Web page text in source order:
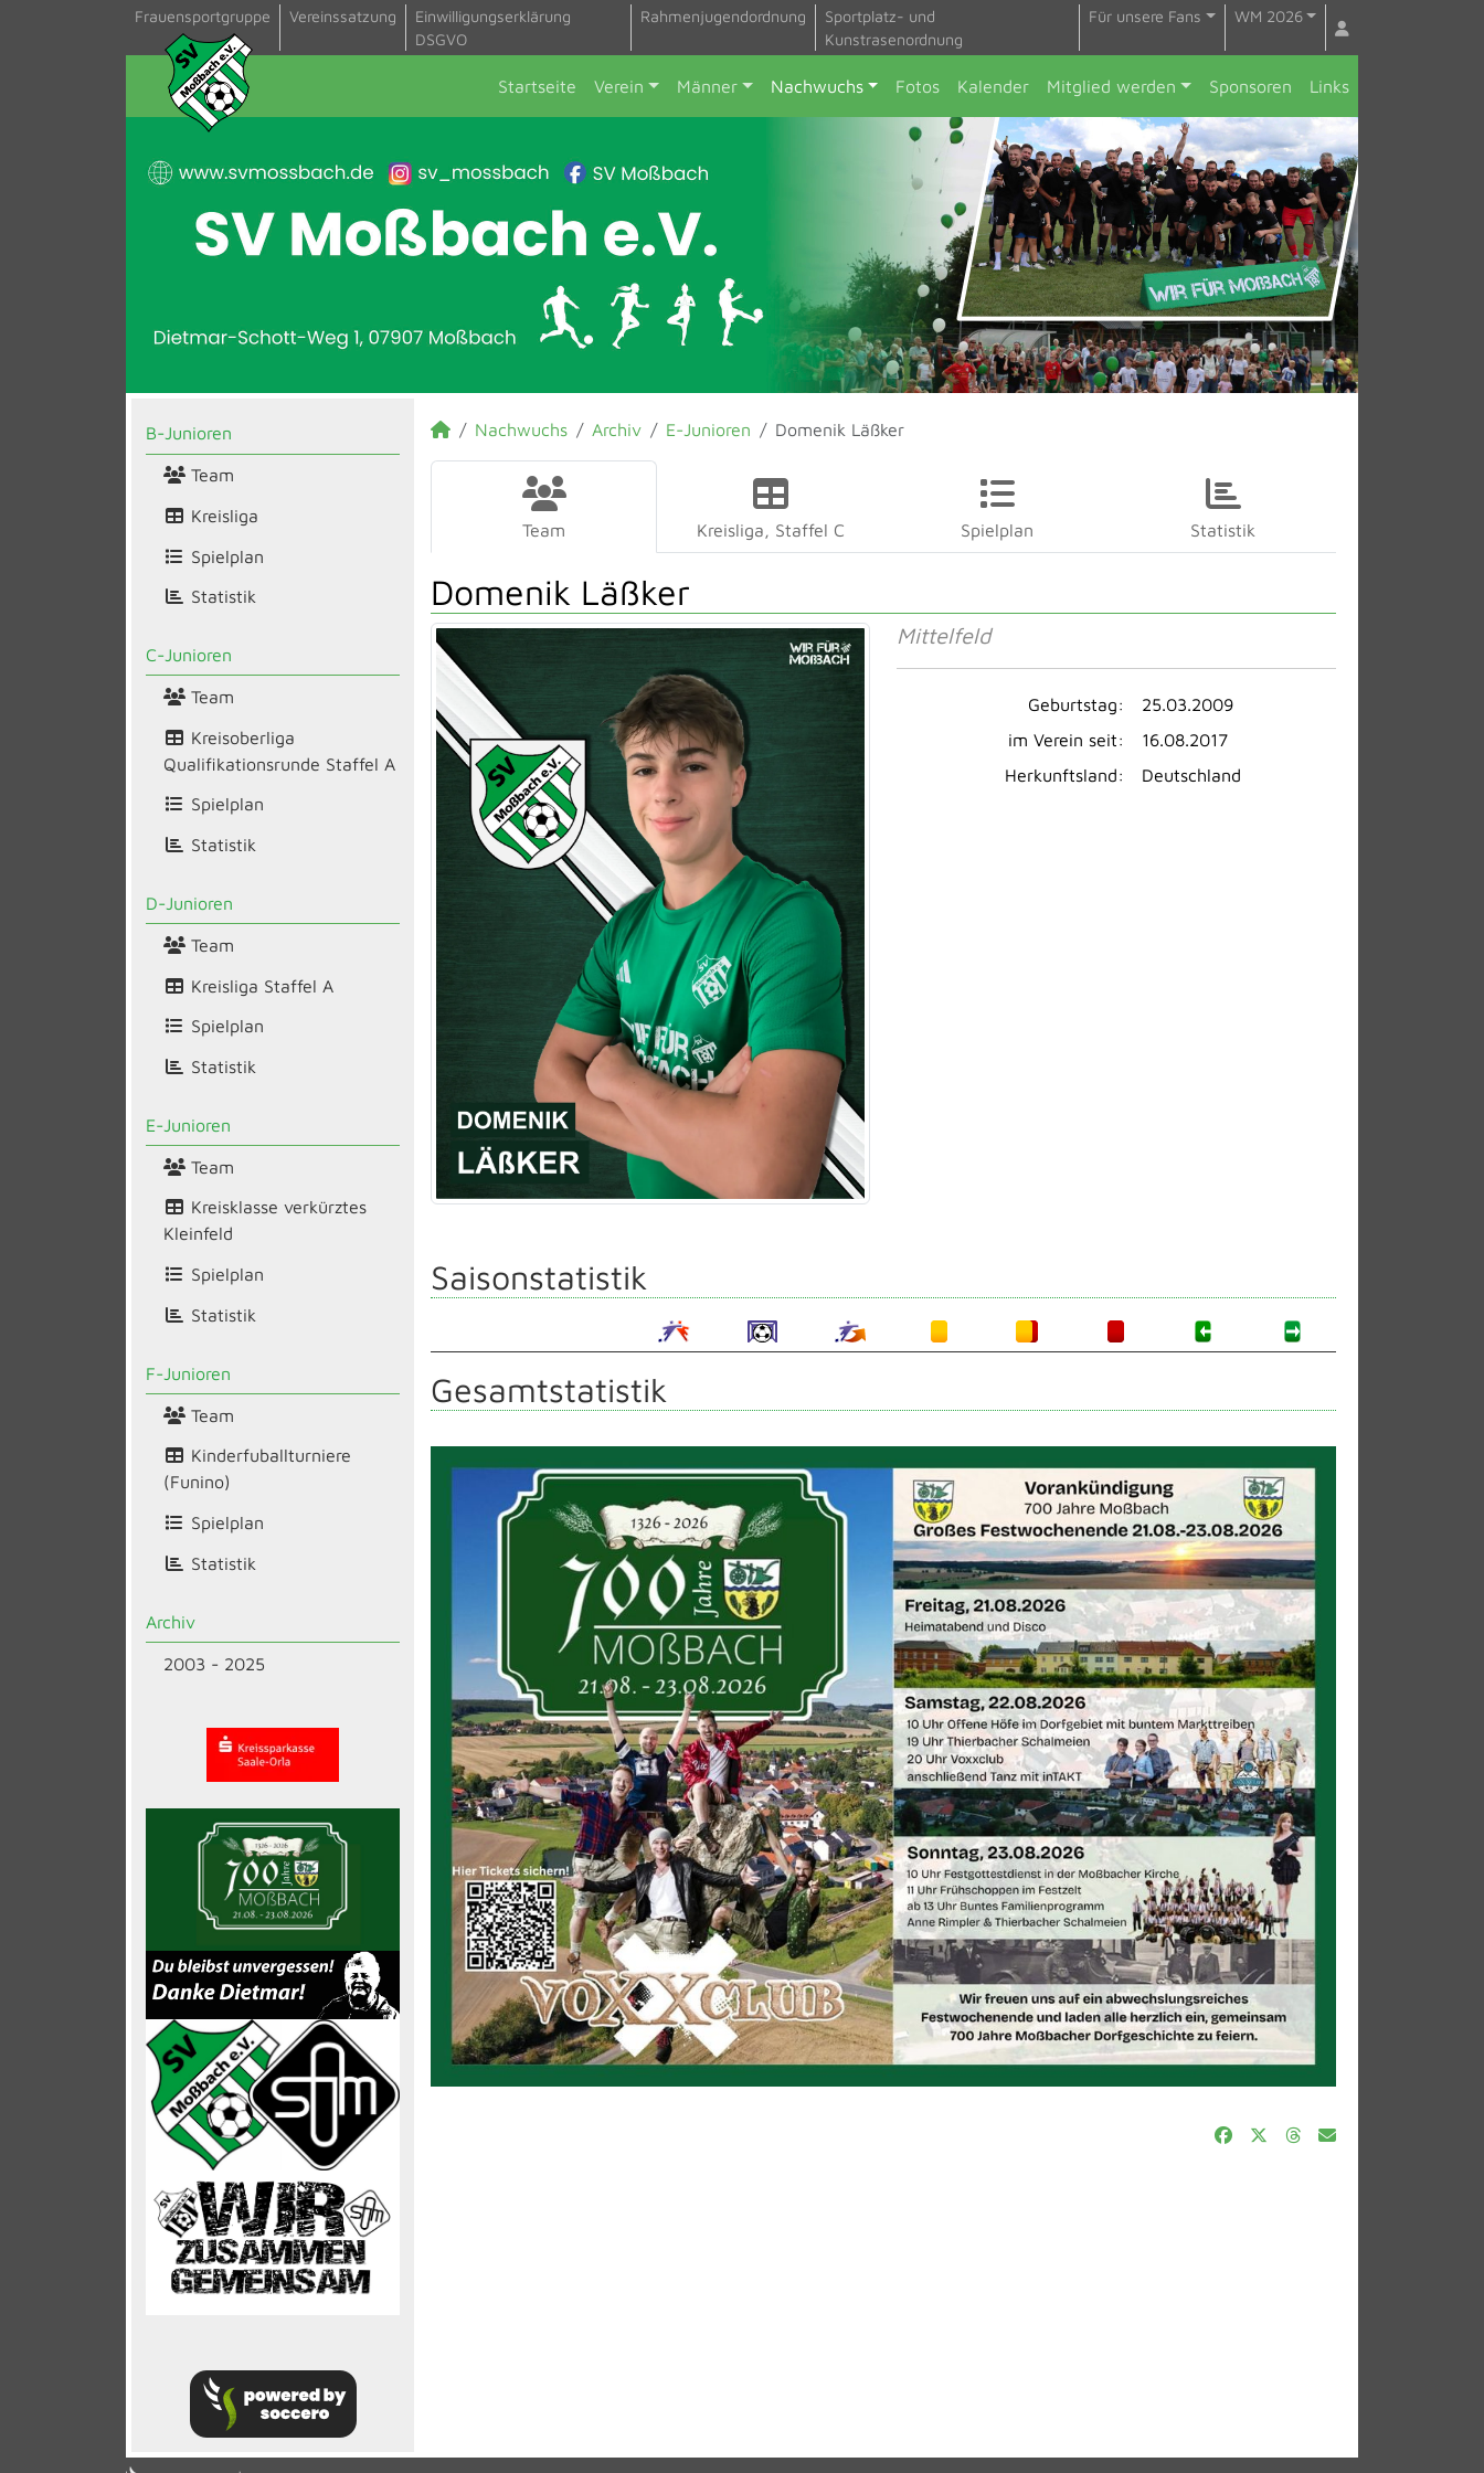
Frauensportgruppe Vereinssatzung
Einwilligungserklärung
DSGVO
Rahmenjugendordnung
Sportplatz- und
Kunstrasenordnung
Für unsere Fans WM 2026
Startseite Verein Männer Nachwuchs Fotos Kalender Mitglied werden Sponsoren Links
B-Junioren
Team
Kreisliga
Spielplan
Statistik
C-Junioren
Team
Kreisoberliga
Qualifikationsrunde Staffel A
Spielplan
Statistik
D-Junioren
Team
Kreisliga Staffel A
Spielplan
Statistik
E-Junioren
Team
Kreisklasse verkürztes
Kleinfeld
Spielplan
Statistik
F-Junioren
Team
Kinderfuballturniere
(Funino)
Spielplan
Statistik
Archiv
2003 - 2025
Nachwuchs Archiv E-Junioren Domenik Läßker
Team Kreisliga, Staffel C Spielplan Statistik
Domenik Läßker
Mittelfeld
Geburtstag:
25.03.2009
im Verein seit:
16.08.2017
Herkunftsland:
Deutschland
Saisonstatistik
Gesamtstatistik